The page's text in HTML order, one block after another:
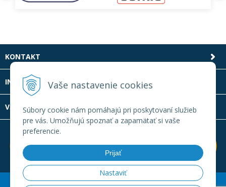
Vaše nastavenie cookies
Súbory cookie nám pomáhajú pri poskytovaní služieb
pre vás. Umožňujú spoznať a zapamätať si vaše
preferencie.
Prijať
Nastaviť
KONTAKT
INFOLINKA
VŠETKO O NÁKUPE